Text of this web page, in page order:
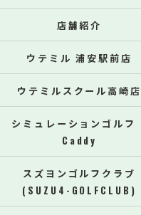
店舗紹介
ウテミル 浦安駅前店
ウテミルスクール高崎店
シミュレーションゴルフ
Caddy
スズヨンゴルフクラブ
(SUZU4-GOLFCLUB)